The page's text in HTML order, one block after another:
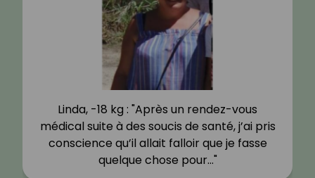
Linda, -18 kg : "Après un rendez-vous
médical suite à des soucis de santé, j’ai pris
conscience qu’il allait falloir que je fasse
quelque chose pour…"